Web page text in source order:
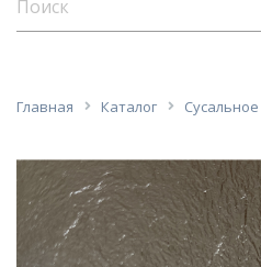
Главная Каталог